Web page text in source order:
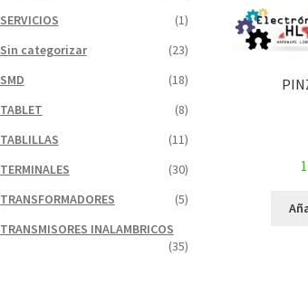
SERVICIOS
(1)
Sin categorizar
(23)
SMD
(18)
TABLET
(8)
TABLILLAS
(11)
TERMINALES
(30)
TRANSFORMADORES
(5)
TRANSMISORES INALAMBRICOS
(35)